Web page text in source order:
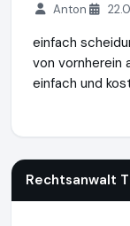
Anton
einfach
von vornherein
einfach und
Rechtsanwalt